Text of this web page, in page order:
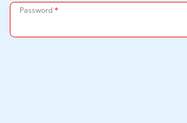
Password*